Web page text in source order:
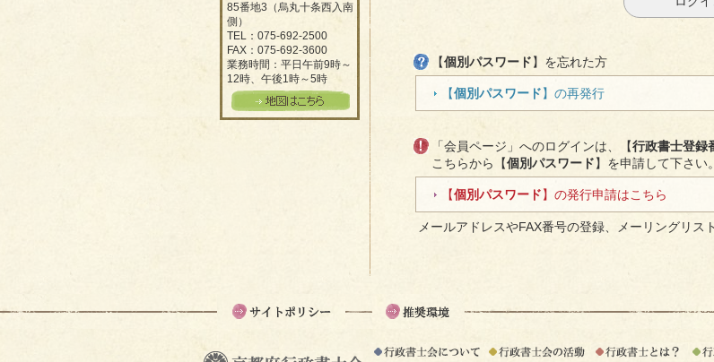
85番地3（烏丸十条西入南
側）
TEL：075-692-2500
FAX：075-692-3600
業務時間：平日午前9時～
12時、午後1時～5時
【個別パスワード】を忘れた方
【個別パスワード】の再発行
「会員ページ」へのログインは、【行政書士登録
こちらから【個別パスワード】を申請して下さい。
【個別パスワード】の発行申請はこちら
メールアドレスやFAX番号の登録、メーリングリス